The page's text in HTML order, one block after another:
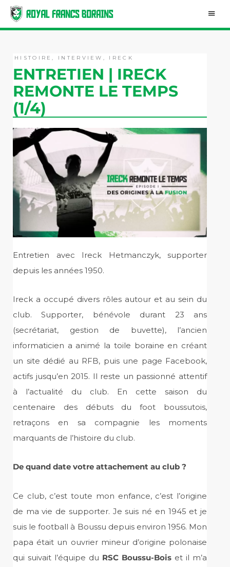
contenu
HISTOIRE, INTERVIEW , IRECK
ENTRETIEN | IRECK
REMONTE LE TEMPS
(1/4)
Entretien avec Ireck Hetmanczyk, supporter
depuis les années 1950.
Ireck a occupé divers rôles autour et au sein du
club. Supporter, bénévole durant 23 ans
(secrétariat, gestion de buvette), l’ancien
informaticien a animé la toile boraine en créant
un site dédié au RFB, puis une page Facebook,
actifs jusqu’en 2015. Il reste un passionné attentif
à l’actualité du club. En cette saison du
centenaire des débuts du foot boussutois,
retraçons en sa compagnie les moments
marquants de l’histoire du club.
De quand date votre attachement au club ?
Ce club, c’est toute mon enfance, c’est l’origine
de ma vie de supporter. Je suis né en 1945 et je
suis le football à Boussu depuis environ 1956. Mon
papa était un ouvrier mineur d’origine polonaise
qui suivait l’équipe du RSC Boussu-Bois et il m’a